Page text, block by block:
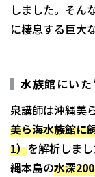
しました。そん
に棲息する巨大
水族館にい
泉講師は沖縄美
美ら海水族館に
1）を解析しま
縄本島の水深